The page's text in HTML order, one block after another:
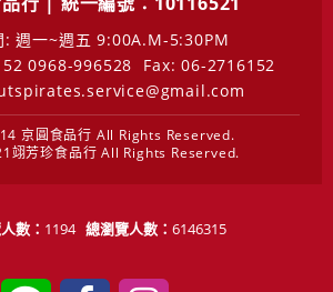
: 週一~週五 9:00A.M-5:30PM
0968-996528
Fax: 06-2716152
京圓食品行 All Rights Reserved.
翊芳珍食品行 All Rights Reserved.
數： 1194 總瀏覽人數： 6146315